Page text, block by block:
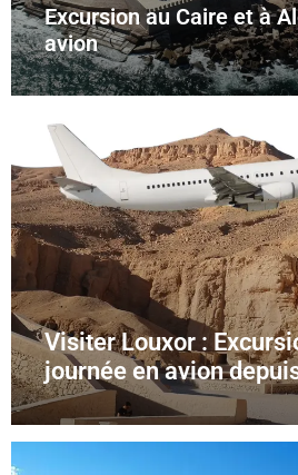
Excursion au Caire et à
avion
Visiter Louxor :
journée en avion